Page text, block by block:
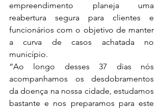
empreendimento planeja uma
reabertura segura para clientes e
funcionários com o objetivo de manter
a curva de casos achatada no
município.
“Ao longo desses 37 dias nós
acompanhamos os desdobramentos
da doença na nossa cidade, estudamos
bastante e nos preparamos para este